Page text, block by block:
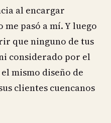
al encargar
pasó a mí. Y luego
que ninguno de tus
considerado por el
mismo diseño de
clientes cuencanos